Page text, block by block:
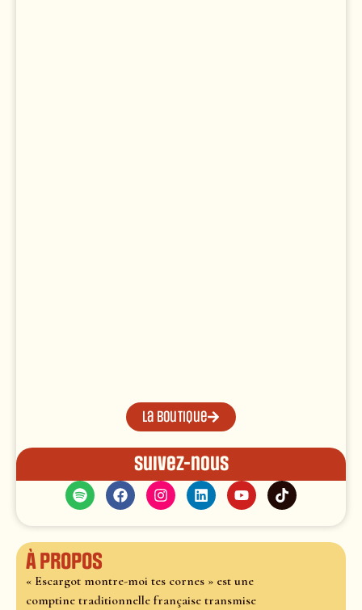
La boutique
Suivez-nous
À propos
« Escargot montre-moi tes cornes » est une
comptine traditionnelle française transmise